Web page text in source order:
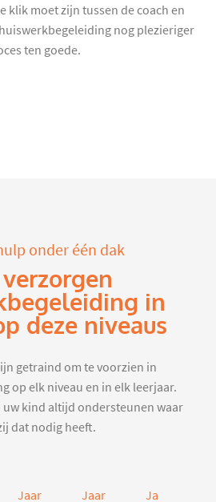
klik moet zijn tussen de coach en
nog plezieriger
ten goede.
onder één dak
in
deze niveaus
getraind om te voorzien in
op elk niveau en in elk leerjaar.
kind altijd ondersteunen waar
dat nodig heeft.
Jaar
Jaar
Jaar